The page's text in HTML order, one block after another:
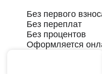
Без первого
Без переплат
Без процентов
Оформляется